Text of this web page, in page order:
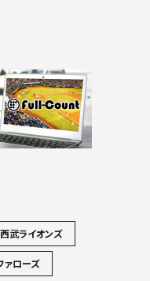
武ライオンズ
ァローズ